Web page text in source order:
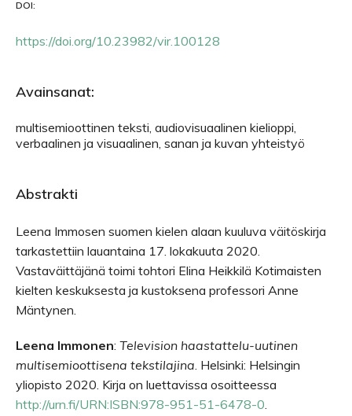
DOI:
https://doi.org/10.23982/vir.100128
Avainsanat:
multisemioottinen teksti, audiovisuaalinen kielioppi,
verbaalinen ja visuaalinen, sanan ja kuvan yhteistyö
Abstrakti
Leena Immosen suomen kielen alaan kuuluva väitöskirja
tarkastettiin lauantaina 17. lokakuuta 2020.
Vastaväittäjänä toimi tohtori Elina Heikkilä Kotimaisten
kielten keskuksesta ja kustoksena professori Anne
Mäntynen.
Leena Immonen: Television haastattelu-uutinen
multisemioottisena tekstilajina. Helsinki: Helsingin
yliopisto 2020. Kirja on luettavissa osoitteessa
http://urn.fi/URN:ISBN:978-951-51-6478-0.